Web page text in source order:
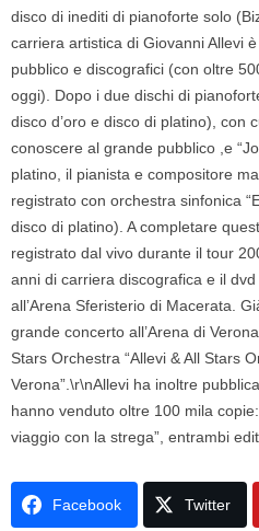
disco di inediti di pianoforte solo
carriera artistica di Giovanni Allevi
pubblico e discografici (con oltre
oggi). Dopo i due dischi di
disco d’oro e disco di platino), con
conoscere al grande pubblico ,e
platino, il pianista e compositore
registrato con orchestra sinfonica
disco di platino). A completare
registrato dal vivo durante il tour
anni di carriera discografica e il
all’Arena Sferisterio di Macerata.
grande concerto all’Arena di
Stars Orchestra “Allevi & All Stars
Verona”.\r\nAllevi ha inoltre
hanno venduto oltre 100 mila
viaggio con la strega”, entrambi
Facebook Twitter